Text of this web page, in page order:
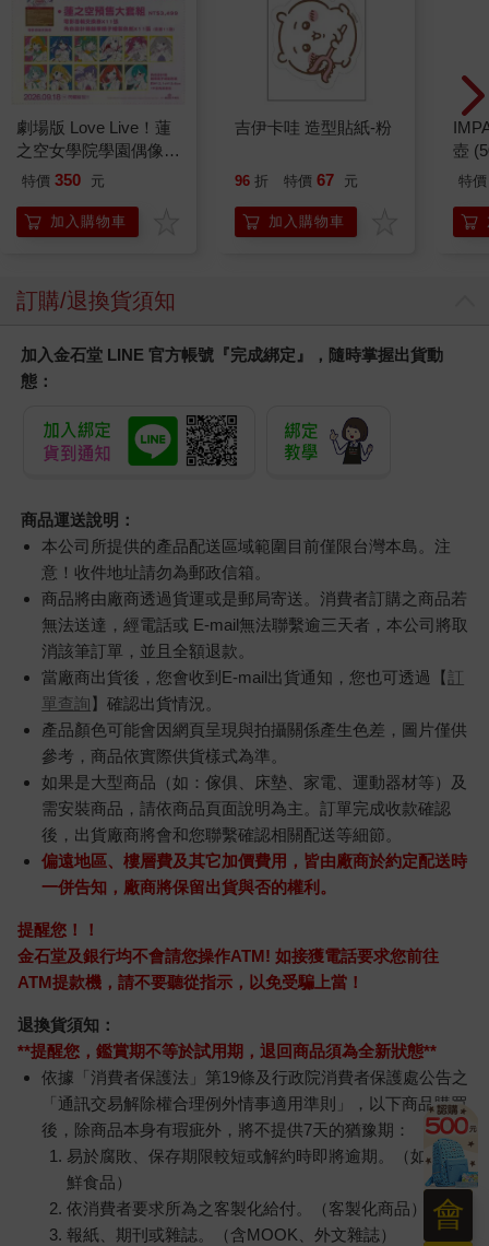
劇場版 Love Live！蓮
之空女學院學園偶像俱
樂部 Bloom Garden
特價 350 元
加入購物車
吉伊卡哇 造型貼紙-粉
96 折 特價 67 元
加入購物車
壺
特價
訂購/退換貨須知
加入金石堂 LINE 官方帳號『完成綁定』，隨時掌握出貨動
態：
商品運送說明：
本公司所提供的產品配送區域範圍目前僅限台灣本島。注
意！收件地址請勿為郵政信箱。
商品將由廠商透過貨運或是郵局寄送。消費者訂購之商品若
無法送達，經電話或 E-mail無法聯繫逾三天者，本公司將取
消該筆訂單，並且全額退款。
當廠商出貨後，您會收到E-mail出貨通知，您也可透過【訂
單查詢】確認出貨情況。
產品顏色可能會因網頁呈現與拍攝關係產生色差，圖片僅供
參考，商品依實際供貨樣式為準。
如果是大型商品（如：傢俱、床墊、家電、運動器材等）及
需安裝商品，請依商品頁面說明為主。訂單完成收款確認
後，出貨廠商將會和您聯繫確認相關配送等細節。
偏遠地區、樓層費及其它加價費用，皆由廠商於約定配送時
一併告知，廠商將保留出貨與否的權利。
提醒您！！
金石堂及銀行均不會請您操作ATM! 如接獲電話要求您前往
ATM提款機，請不要聽從指示，以免受騙上當！
退換貨須知：
**提醒您，鑑賞期不等於試用期，退回商品須為全新狀態**
依據「消費者保護法」第19條及行政院消費者保護處公告之
「通訊交易解除權合理例外情事適用準則」，以下商品購買
後，除商品本身有瑕疵外，將不提供7天的猶豫期：
易於腐敗、保存期限較短或解約時即將逾期。（如：生
鮮食品）
依消費者要求所為之客製化給付。（客製化商品）
報紙、期刊或雜誌。（含MOOK、外文雜誌）
會